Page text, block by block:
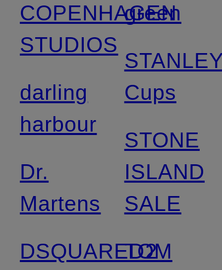
COPENHAGEN
STUDIOS
darling
harbour
Dr.
Martens
DSQUARED2
green
Cups
STONE
ISLAND
SALE
TOM